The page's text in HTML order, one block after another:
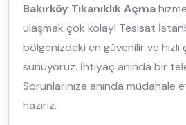
Bakırköy Tıkanıklık Açma
ulaşmak çok kolay! Tesisat
bölgenizdeki en güvenilir ve hızlı
sunuyoruz. İhtiyaç anında bir
Sorunlarınıza anında müdahale
hazırız.